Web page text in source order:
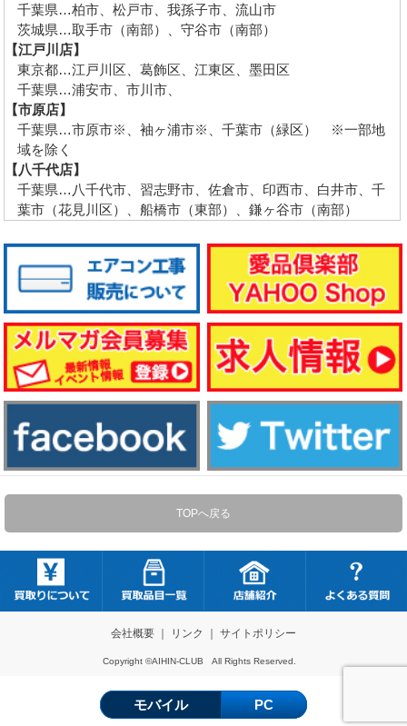
千葉県…柏市、松戸市、我孫子市、流山市
茨城県…取手市（南部）、守谷市（南部）
【江戸川店】
東京都…江戸川区、葛飾区、江東区、墨田区
千葉県…浦安市、市川市、
【市原店】
千葉県…市原市※、袖ヶ浦市※、千葉市（緑区） ※一部地
域を除く
【八千代店】
千葉県…八千代市、習志野市、佐倉市、印西市、白井市、千
葉市（花見川区）、船橋市（東部）、鎌ヶ谷市（南部）
TOPへ戻る
会社概要｜ リンク サイトポリシー
Copyright ©AIHIN-CLUB All Rights Reserved.
モバイル PC